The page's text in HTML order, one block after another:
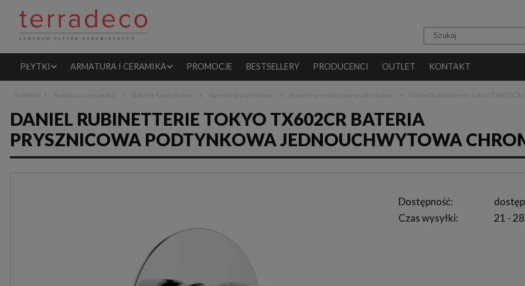
PŁYTKI ARMATURA I CERAMIKA PROMOCJE BESTSELLERY PRODUCENCI OUTLET KONTAKT
DANIEL RUBINETTERIE TOKYO TX602CR BATERIA
PRYSZNICOWA PODTYNKOWA JEDNOUCHWYTOWA
Dostępność:
Czas wysyłki:
21 -